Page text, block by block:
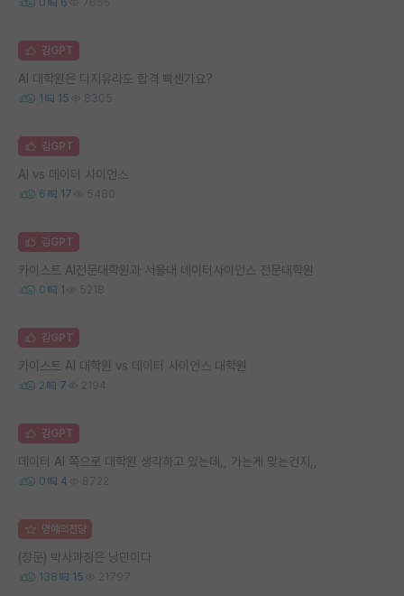
김GPT
AI 대학원은 디지유라도 합격 빡센가요?
1 15 8305
김GPT
AI vs 데이터 사이언스
6 17 5480
김GPT
카이스트 AI전문대학원과 서울대 데이터사이언스 전문대학원
0 1 5218
김GPT
카이스트 AI 대학원 vs 데이터 사이언스 대학원
2 7 2194
김GPT
데이터 AI 쪽으로 대학원 생각하고 있는데,, 가는게 맞는건지,,
0 4 8722
명예의전당
(장문) 박사과정은 낭만이다
138 15 21797